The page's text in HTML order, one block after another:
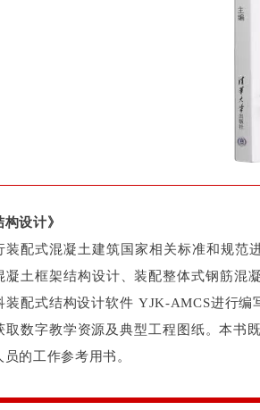
设计》
装配式混凝土建筑国家相关标准和规范
凝土框架结构设计、装配整体式钢筋混
配式结构设计软件 YJK-AMCS进行编
取数字教学资源及典型工程图纸。本书
的工作参考用书。